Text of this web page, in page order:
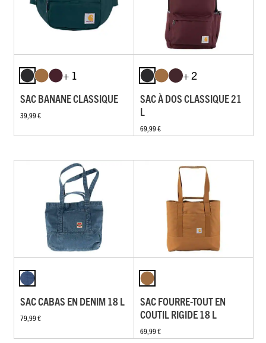
+ 1
SAC BANANE CLASSIQUE
39,99 €
+ 2
SAC À DOS CLASSIQUE 21
L
69,99 €
SAC CABAS EN DENIM 18 L
79,99 €
SAC FOURRE-TOUT EN
COUTIL RIGIDE 18 L
69,99 €